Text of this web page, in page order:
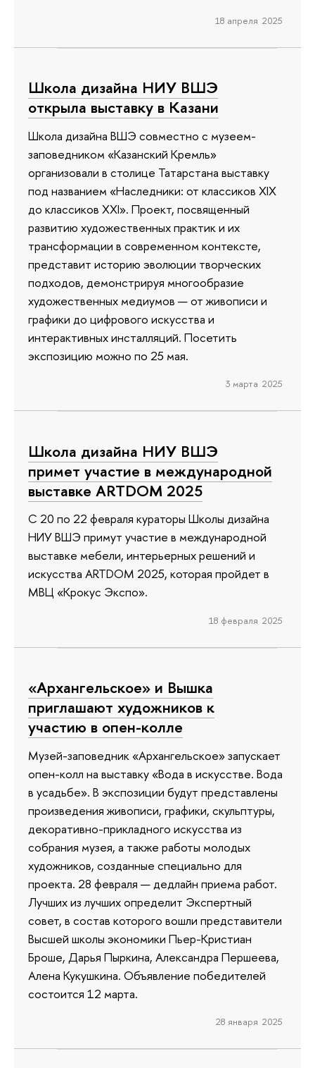
18 апреля 2025
Школа дизайна НИУ ВШЭ
открыла выставку в Казани
Школа дизайна ВШЭ совместно с музеем-
заповедником «Казанский Кремль»
организовали в столице Татарстана выставку
под названием «Наследники: от классиков XIX
до классиков XXI». Проект, посвященный
развитию художественных практик и их
трансформации в современном контексте,
представит историю эволюции творческих
подходов, демонстрируя многообразие
художественных медиумов — от живописи и
графики до цифрового искусства и
интерактивных инсталляций. Посетить
экспозицию можно по 25 мая.
3 марта 2025
Школа дизайна НИУ ВШЭ
примет участие в международной
выставке ARTDOM 2025
С 20 по 22 февраля кураторы Школы дизайна
НИУ ВШЭ примут участие в международной
выставке мебели, интерьерных решений и
искусства ARTDOM 2025, которая пройдет в
МВЦ «Крокус Экспо».
18 февраля 2025
«Архангельское» и Вышка
приглашают художников к
участию в опен-колле
Музей-заповедник «Архангельское» запускает
опен-колл на выставку «Вода в искусстве. Вода
в усадьбе». В экспозиции будут представлены
произведения живописи, графики, скульптуры,
декоративно-прикладного искусства из
собрания музея, а также работы молодых
художников, созданные специально для
проекта. 28 февраля — дедлайн приема работ.
Лучших из лучших определит Экспертный
совет, в состав которого вошли представители
Высшей школы экономики Пьер-Кристиан
Броше, Дарья Пыркина, Александра Першеева,
Алена Кукушкина. Объявление победителей
состоится 12 марта.
28 января 2025